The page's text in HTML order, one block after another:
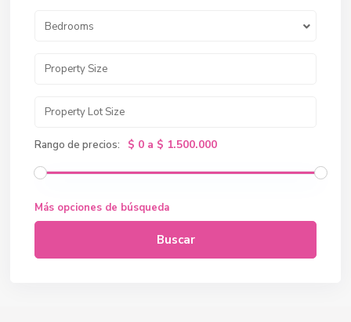
Bedrooms
Rango de precios: $ 0 a $ 1.500.000
Más opciones de búsqueda
Buscar